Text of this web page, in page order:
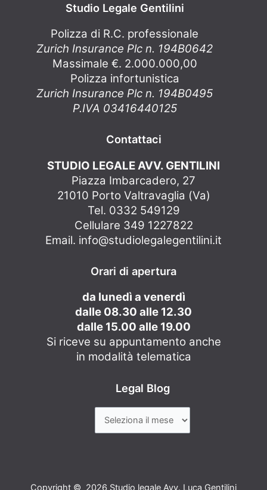
Studio Legale Gentilini
Polizza di R.C. professionale
Zurich Insurance Plc n. 194B0642
Massimale €. 2.000.000,00
Polizza infortunistica
Zurich Insurance Plc n. 194B0495
P.IVA 03416440125
Contattaci
STUDIO LEGALE AVV. GENTILINI
Piazza Imbarcadero, 27
21010 Porto Valtravaglia (Va)
Tel. 0332 549129
Cellulare 349 1227822
Email. info@studiolegalegentilini.it
Orari di apertura
da lunedì a venerdì
dalle 08.30 alle 12.30
dalle 15.00 alle 19.00
Si riceve su appuntamento anche
in modalità telematica
Legal Blog
Copyright © 2026 Studio legale Avv. Luca Gentilini